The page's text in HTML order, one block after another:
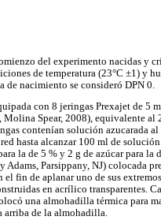
del experimento nacidas y
de temperatura (23°C ±1) y
nacimiento se consideró DPN 0.
con 8 jeringas Prexajet de 5
Spear, 2008), equivalente al
contenían solución azucarada
hasta alcanzar 100 ml de
la de 5 % y 2 g de azúcar para la
Parsippany, NJ) colocada
fin de aplanar uno de sus
en acrílico transparentes.
una almohadilla térmica para
arriba de la almohadilla.